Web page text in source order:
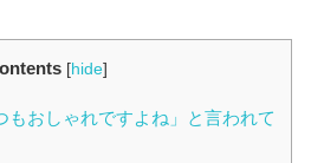
[hide]
もおしゃれですよね」と言われて